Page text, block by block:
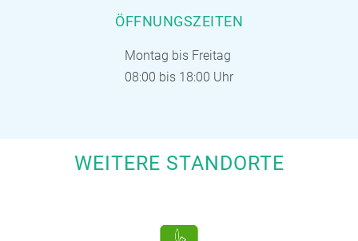
ÖFFNUNGSZEITEN
Montag bis Freitag
08:00 bis 18:00 Uhr
WEITERE STANDORTE